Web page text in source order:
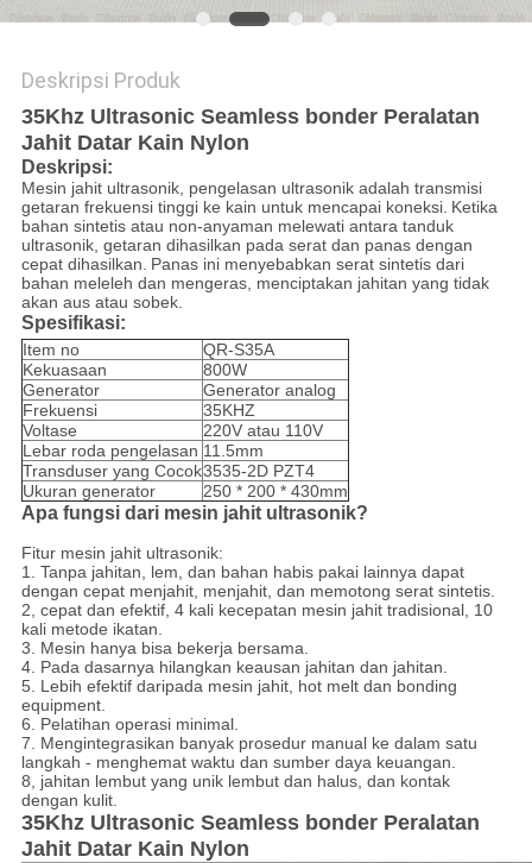
Deskripsi Produk
35Khz Ultrasonic Seamless bonder Peralatan
Jahit Datar Kain Nylon
Deskripsi:
Mesin jahit ultrasonik, pengelasan ultrasonik adalah transmisi
getaran frekuensi tinggi ke kain untuk mencapai koneksi. Ketika
bahan sintetis atau non-anyaman melewati antara tanduk
ultrasonik, getaran dihasilkan pada serat dan panas dengan
cepat dihasilkan. Panas ini menyebabkan serat sintetis dari
bahan meleleh dan mengeras, menciptakan jahitan yang tidak
akan aus atau sobek.
Spesifikasi:
Item no
QR-S35A
Kekuasaan
800W
Generator
Generator analog
Frekuensi
35KHZ
Voltase
220V atau 110V
Lebar roda pengelasan 11.5mm
Transduser yang Cocok3535-2D PZT4
Ukuran generator
250 * 200 * 430mm
Apa fungsi dari mesin jahit ultrasonik?
Fitur mesin jahit ultrasonik:
1. Tanpa jahitan, lem, dan bahan habis pakai lainnya dapat
dengan cepat menjahit, menjahit, dan memotong serat sintetis.
2, cepat dan efektif, 4 kali kecepatan mesin jahit tradisional, 10
kali metode ikatan.
3. Mesin hanya bisa bekerja bersama.
4. Pada dasarnya hilangkan keausan jahitan dan jahitan.
5. Lebih efektif daripada mesin jahit, hot melt dan bonding
equipment.
6. Pelatihan operasi minimal.
7. Mengintegrasikan banyak prosedur manual ke dalam satu
langkah - menghemat waktu dan sumber daya keuangan.
8, jahitan lembut yang unik lembut dan halus, dan kontak
dengan kulit.
35Khz Ultrasonic Seamless bonder Peralatan
Jahit Datar Kain Nylon